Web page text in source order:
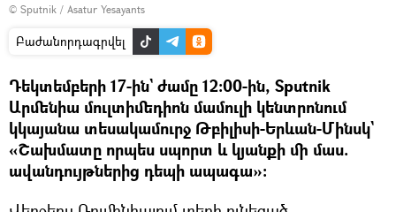
© Sputnik / Asatur Yesayants
Բաժանորդագրվել
Դեկտեմբերի 17-ին` ժամը 12։00-ին, Sputnik
Արմենիա մուլտիմեդիոն մամուլի կենտրոնում
կկայանա տեսակամուրջ Թբիլիսի-Երևան-Մինսկ`
«Շախմատը որպես սպորտ և կյանքի մի մաս.
ավանդույթներից դեպի ապագա»: